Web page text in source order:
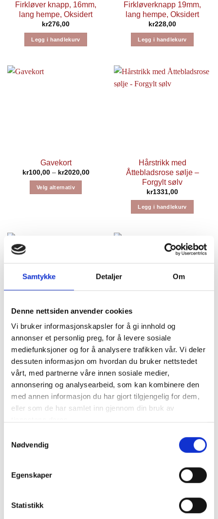
Samtykke Detaljer Om
Denne nettsiden anvender cookies
Vi bruker informasjonskapsler for å gi innhold og
annonser et personlig preg, for å levere sosiale
mediefunksjoner og for å analysere trafikken vår. Vi deler
dessuten informasjon om hvordan du bruker nettstedet
vårt, med partnerne våre innen sosiale medier,
annonsering og analysearbeid, som kan kombinere den
med annen informasjon du har gjort tilgjengelig for dem,
eller som de har samlet inn gjennom din bruk av
Nødvendig
Egenskaper
Statistikk
Firkløver knapp, 16mm,
lang hempe, Oksidert
kr276,00
Legg i handlekurv
Firkløverknapp 19mm,
lang hempe, Oksidert
kr228,00
Legg i handlekurv
Gavekort
kr100,00 – kr2020,00Prisområde:
Velg alternativ
på
produktsiden
Hårstrikk med
Åttebladsrose sølje –
Forgylt sølv
kr1331,00
Legg i handlekurv
Mynt knapp 16mm, lang
hempe, Oksidert
kr276,00
Legg i handlekurv
Mynt knapp 16mm,
oksidert
kr276,00
Legg i handlekurv
kr